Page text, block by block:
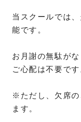
当スクールでは
能です。
お月謝の無駄が
ご心配は不要です
※ただし、欠席の
ます。